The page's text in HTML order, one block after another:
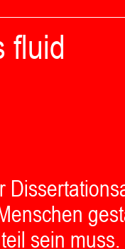
fluid
sein muss.